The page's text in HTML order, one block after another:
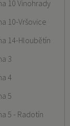
10 Vinohrady
10-Vršovice
14-Hloubětín
3
4
5
5 - Radotín